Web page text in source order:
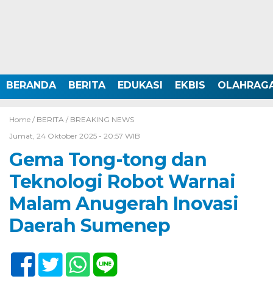
BERANDA BERITA EDUKASI EKBIS
Home / BERITA / BREAKING NEWS
Jumat, 24 Oktober 2025 - 20:57 WIB
Gema Tong-tong dan
Teknologi Robot Warnai
Malam Anugerah Inovasi
Daerah Sumenep